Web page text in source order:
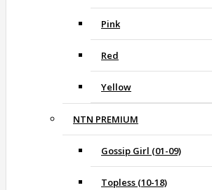
Pink
Red
Yellow
NTN PREMIUM
Gossip Girl (01-09)
Topless (10-18)